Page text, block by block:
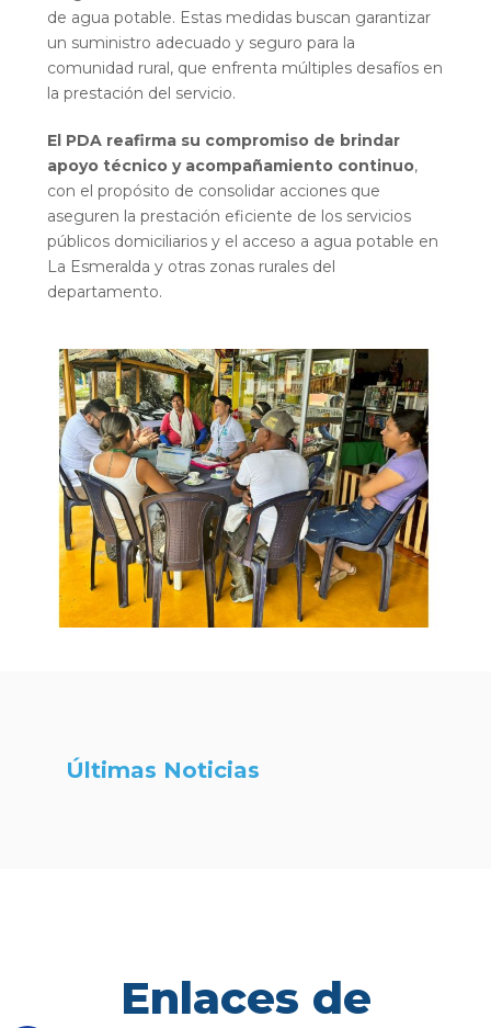
de agua potable. Estas medidas buscan garantizar
un suministro adecuado y seguro para la
comunidad rural, que enfrenta múltiples desafíos en
la prestación del servicio.
El PDA reafirma su compromiso de brindar
apoyo técnico y acompañamiento continuo,
con el propósito de consolidar acciones que
aseguren la prestación eficiente de los servicios
públicos domiciliarios y el acceso a agua potable en
La Esmeralda y otras zonas rurales del
departamento.
Últimas Noticias
Enlaces de